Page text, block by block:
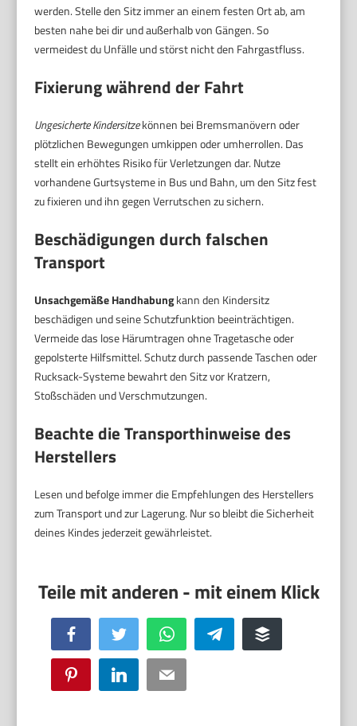
werden. Stelle den Sitz immer an einem festen Ort ab, am
besten nahe bei dir und außerhalb von Gängen. So
vermeidest du Unfälle und störst nicht den Fahrgastfluss.
Fixierung während der Fahrt
Ungesicherte Kindersitzekönnen bei Bremsmanövern oder
plötzlichen Bewegungen umkippen oder umherrollen. Das
stellt ein erhöhtes Risiko für Verletzungen dar. Nutze
vorhandene Gurtsysteme in Bus und Bahn, um den Sitz fest
zu fixieren und ihn gegen Verrutschen zu sichern.
Beschädigungen durch falschen
Transport
Unsachgemäße Handhabungkann den Kindersitz
beschädigen und seine Schutzfunktion beeinträchtigen.
Vermeide das lose Härumtragen ohne Tragetasche oder
gepolsterte Hilfsmittel. Schutz durch passende Taschen oder
Rucksack-Systeme bewahrt den Sitz vor Kratzern,
Stoßschäden und Verschmutzungen.
Beachte die Transporthinweise des
Herstellers
Lesen und befolge immer die Empfehlungen des Herstellers
zum Transport und zur Lagerung. Nur so bleibt die Sicherheit
deines Kindes jederzeit gewährleistet.
Facebook Twitter WhatsApp Telegram Buffer
Pinterest LinkedIn Email